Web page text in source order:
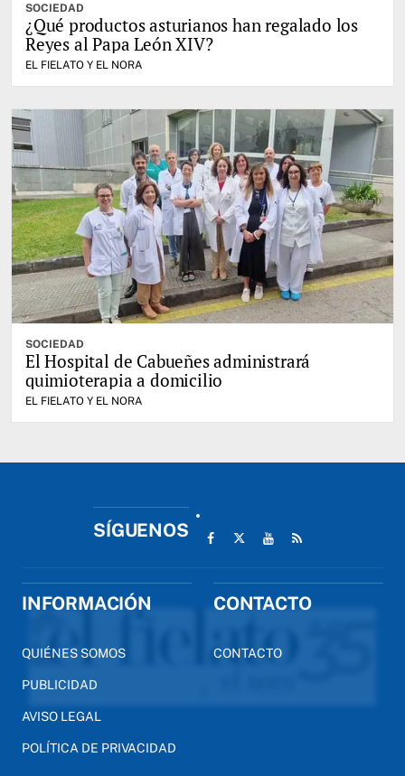
SOCIEDAD
¿Qué productos asturianos han regalado los
Reyes al Papa León XIV?
EL FIELATO Y EL NORA
SOCIEDAD
El Hospital de Cabueñes administrará
quimioterapia a domicilio
EL FIELATO Y EL NORA
SÍGUENOS
INFORMACIÓN
QUIÉNES SOMOS
PUBLICIDAD
AVISO LEGAL
POLÍTICA DE PRIVACIDAD
CONTACTO
CONTACTO